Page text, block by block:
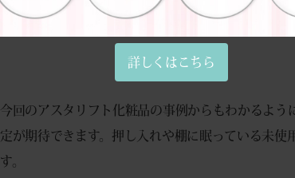
ほど、高価買取の可能性が高まります。
今回のアスタリフト化粧品の事例からもわかるよ
定が期待できます。押し入れや棚に眠っている未
す。
詳しくはこちら